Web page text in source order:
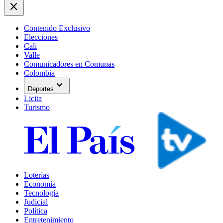
close
Contenido Exclusivo
Elecciones
Cali
Valle
Comunicadores en Comunas
Colombia
Deportes expand_more
Licita
Turismo
Loterías
Economía
Tecnología
Judicial
Política
Entretenimiento